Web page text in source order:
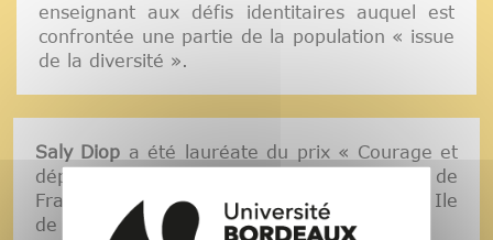
enseignant aux défis identitaires auquel est
confrontée une partie de la population « issue
de la diversité ».
Saly Diop a été lauréate du prix « Courage et
dépassement de soi » des trophées « Elles de
France » en 2020, organisés par la région Ile
de France pour son romanImani .